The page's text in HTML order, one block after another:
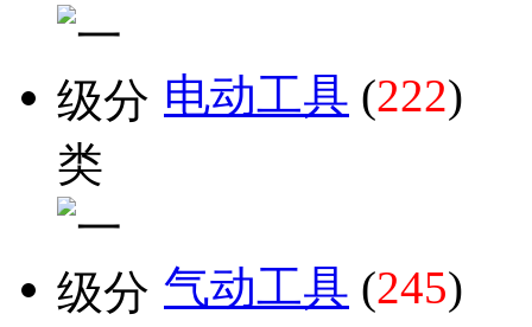
电动工具 (222)
气动工具 (245)